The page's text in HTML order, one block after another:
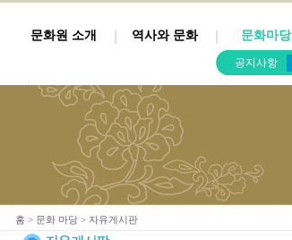
문화원 소개 역사와 문화 문화마당
공지사항
홈 > 문화 마당 > 자유게시판